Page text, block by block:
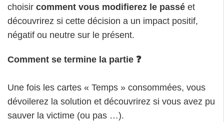
choisir comment vous modifierez le passé et
découvrirez si cette décision a un impact positif,
négatif ou neutre sur le présent.
Comment se termine la partie ❓
Une fois les cartes « Temps » consommées, vous
dévoilerez la solution et découvrirez si vous avez pu
sauver la victime (ou pas …).